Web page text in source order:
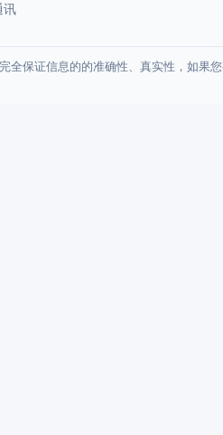
讯
全保证信息的的准确性、真实性，如果您